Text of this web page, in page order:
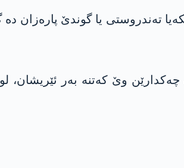
ل رۆژا 22 نیسانا ئیسالێ 2024ێ ب سه‌ر بنكه‌یا
وێ كه‌تنه‌ به‌ر ئێریشان،